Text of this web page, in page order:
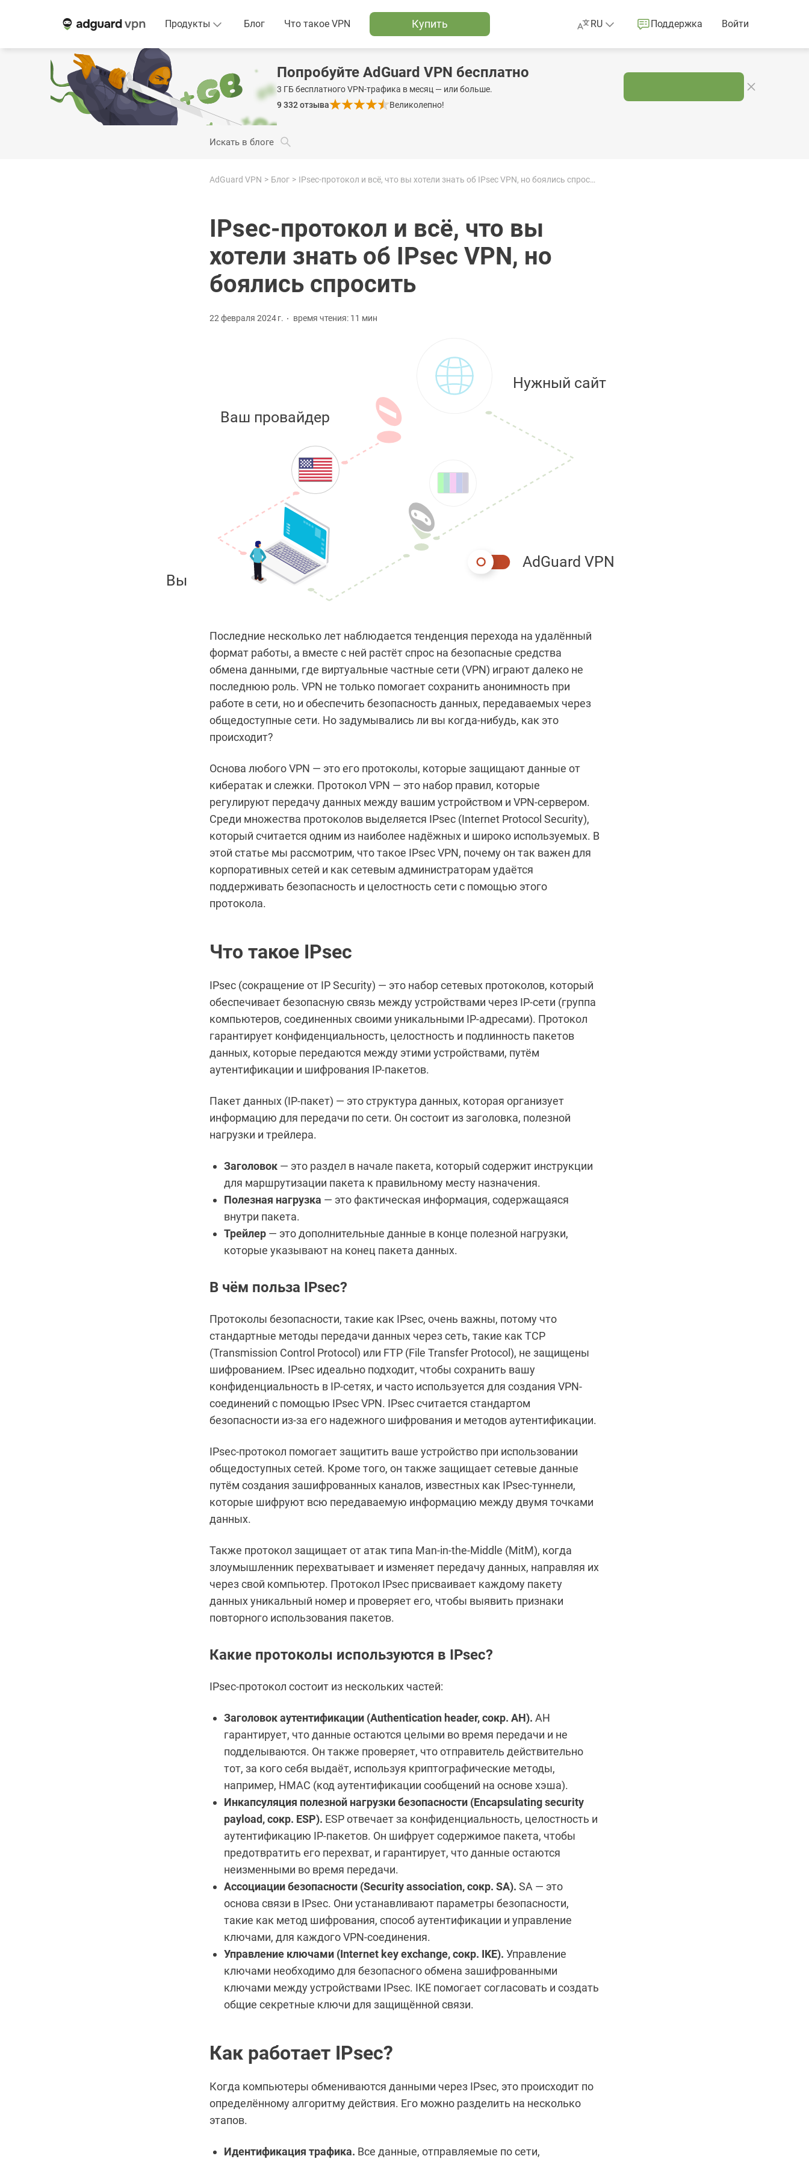
Продукты Блог Что такое VPN Купить RU Поддержка Войти
Попробуйте AdGuard VPN бесплатно
3 ГБ бесплатного VPN-трафика в месяц — или больше.
9 332отзыва Великолепно!
Искать в блоге
AdGuard VPN Блог IPsec-протокол и всё, что вы хотели знать об IPsec VPN, но боялись спросить
IPsec-протокол и всё, что вы
хотели знать об IPsec VPN, но
боялись спросить
22 февраля 2024 г. время чтения: 11 мин
Ваш провайдер
Вы
Нужный сайт
AdGuard VPN
Последние несколько лет наблюдается тенденция перехода на удалённый
формат работы, а вместе с ней растёт спрос на безопасные средства
обмена данными, где виртуальные частные сети (VPN) играют далеко не
последнюю роль. VPN не только помогает сохранить анонимность при
работе в сети, но и обеспечить безопасность данных, передаваемых через
общедоступные сети. Но задумывались ли вы когда-нибудь, как это
происходит?
Основа любого VPN — это его протоколы, которые защищают данные от
кибератак и слежки. Протокол VPN — это набор правил, которые
регулируют передачу данных между вашим устройством и VPN-сервером.
Среди множества протоколов выделяется IPsec (Internet Protocol Security),
который считается одним из наиболее надёжных и широко используемых. В
этой статье мы рассмотрим, что такое IPsec VPN, почему он так важен для
корпоративных сетей и как сетевым администраторам удаётся
поддерживать безопасность и целостность сети с помощью этого
протокола.
Что такое IPsec
IPsec (сокращение от IP Security) — это набор сетевых протоколов, который
обеспечивает безопасную связь между устройствами через IP-сети (группа
компьютеров, соединенных своими уникальными IP-адресами). Протокол
гарантирует конфиденциальность, целостность и подлинность пакетов
данных, которые передаются между этими устройствами, путём
аутентификации и шифрования IP-пакетов.
Пакет данных (IP-пакет) — это структура данных, которая организует
информацию для передачи по сети. Он состоит из заголовка, полезной
нагрузки и трейлера.
Заголовок — это раздел в начале пакета, который содержит инструкции
для маршрутизации пакета к правильному месту назначения.
Полезная нагрузка — это фактическая информация, содержащаяся
внутри пакета.
Трейлер — это дополнительные данные в конце полезной нагрузки,
которые указывают на конец пакета данных.
В чём польза IPsec?
Протоколы безопасности, такие как IPsec, очень важны, потому что
стандартные методы передачи данных через сеть, такие как TCP
(Transmission Control Protocol) или FTP (File Transfer Protocol), не защищены
шифрованием. IPsec идеально подходит, чтобы сохранить вашу
конфиденциальность в IP-сетях, и часто используется для создания VPN-
соединений с помощью IPsec VPN. IPsec считается стандартом
безопасности из-за его надежного шифрования и методов аутентификации.
IPsec-протокол помогает защитить ваше устройство при использовании
общедоступных сетей. Кроме того, он также защищает сетевые данные
путём создания зашифрованных каналов, известных как IPsec-туннели,
которые шифруют всю передаваемую информацию между двумя точками
данных.
Также протокол защищает от атак типа Man-in-the-Middle (MitM), когда
злоумышленник перехватывает и изменяет передачу данных, направляя их
через свой компьютер. Протокол IPsec присваивает каждому пакету
данных уникальный номер и проверяет его, чтобы выявить признаки
повторного использования пакетов.
Какие протоколы используются в IPsec?
IPsec-протокол состоит из нескольких частей:
Заголовок аутентификации (Authentication header, сокр. AH). AH
гарантирует, что данные остаются целыми во время передачи и не
подделываются. Он также проверяет, что отправитель действительно
тот, за кого себя выдаёт, используя криптографические методы,
например, HMAC (код аутентификации сообщений на основе хэша).
Инкапсуляция полезной нагрузки безопасности (Encapsulating security
payload, сокр. ESP). ESP отвечает за конфиденциальность, целостность и
аутентификацию IP-пакетов. Он шифрует содержимое пакета, чтобы
предотвратить его перехват, и гарантирует, что данные остаются
неизменными во время передачи.
Ассоциации безопасности (Security association, сокр. SA). SA — это
основа связи в IPsec. Они устанавливают параметры безопасности,
такие как метод шифрования, способ аутентификации и управление
ключами, для каждого VPN-соединения.
Управление ключами (Internet key exchange, сокр. IKE). Управление
ключами необходимо для безопасного обмена зашифрованными
ключами между устройствами IPsec. IKE помогает согласовать и создать
общие секретные ключи для защищённой связи.
Как работает IPsec?
Когда компьютеры обмениваются данными через IPsec, это происходит по
определённому алгоритму действия. Его можно разделить на несколько
этапов.
Идентификация трафика. Все данные, отправляемые по сети,